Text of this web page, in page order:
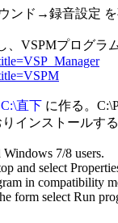
ンド→録音設定 を
VSPMプログラ
C:\直下 に作る。
インストールする
7/8 users.
and select
in compatibility
form select Run